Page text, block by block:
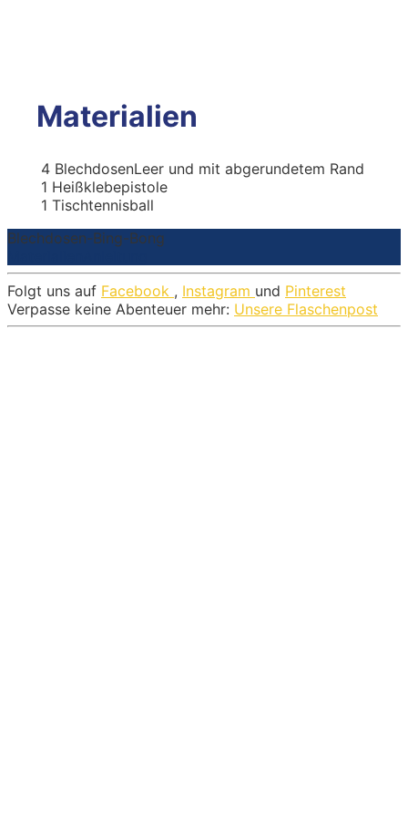
Materialien
4 BlechdosenLeer und mit abgerundetem Rand
1 Heißklebepistole
1 Tischtennisball
Blechdosen-Bing-Bong
Folgt uns auf Facebook , Instagram und Pinterest
Verpasse keine Abenteuer mehr: Unsere Flaschenpost